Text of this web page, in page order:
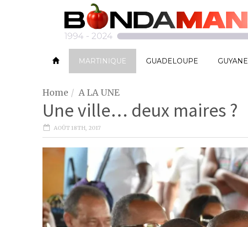
MARTINIQUE GUADELOUPE GUYANE
Home A LA UNE
Une ville… deux maires ?
AOÛT 18TH, 2017